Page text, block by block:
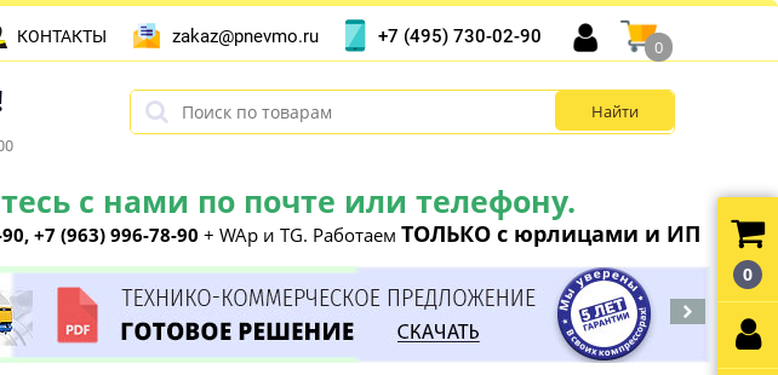
с нами по почте или телефону.
+7 (963) 996-78-90 + WAp и TG. Работаем ТОЛЬКО с юрлицами и ИП
КОНТАКТЫ zakaz@pnevmo.ru +7 (495) 730-02-90
0
0